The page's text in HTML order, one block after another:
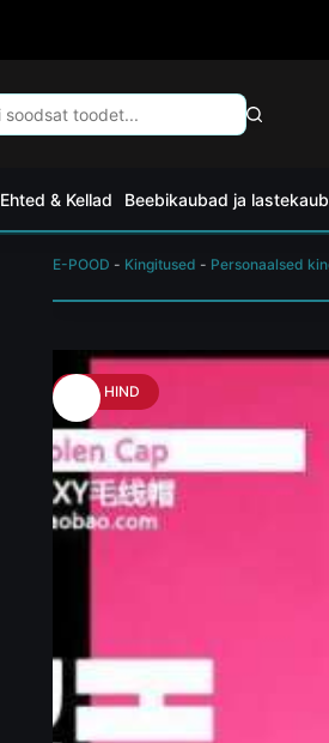
Ehted & Kellad Beebikaubad ja
E-POOD - Kingitused - Personaalsed
HEA HIND